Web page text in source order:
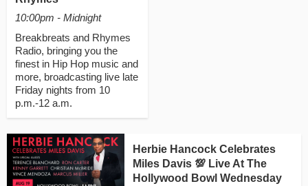
juramento como presidenta. *Mas de 300 mil haitianos
corren el peligro de ser deportados de Estados Unidos
luego que la administracin Trump pusiera fin al TPS.
*Responsable de la ONU para el Cambio Climatico
advierte que la alarma climatica "esta sonando desde
todas las direcciones" y que los desastres provocados por
el calentamiento global ya alcanzan proporciones
10:00pm - Midnight
Breakbreats and Rhymes
Radio, bringing you the
finest in Hip Hop music and
more, broadcasting live late
Friday nights from 10
p.m.-12 a.m.
Herbie Hancock Celebrates
Miles Davis 💯 Live At The
Hollywood Bowl Wednesday